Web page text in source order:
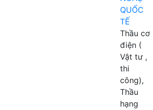
QUỐC
TẾ
Thầu cơ
điện (
Vật tư ,
thi
công),
Thầu
hạng